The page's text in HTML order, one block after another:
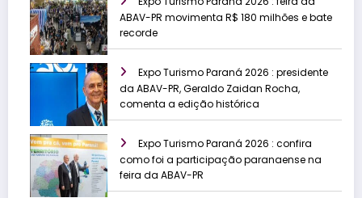
ABAV-PR movimenta R$ 180 milhões e bate
recorde
Expo Turismo Paraná 2026 : presidente
da ABAV-PR, Geraldo Zaidan Rocha,
comenta a edição histórica
Expo Turismo Paraná 2026 : confira
como foi a participação paranaense na
feira da ABAV-PR